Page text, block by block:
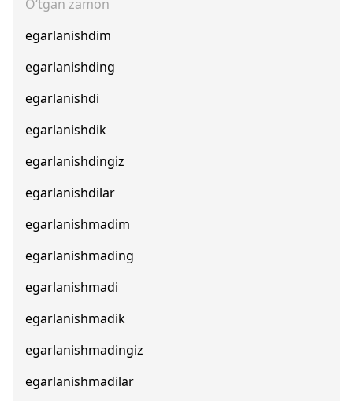
O‘tgan zamon
egarlanishdim
egarlanishding
egarlanishdi
egarlanishdik
egarlanishdingiz
egarlanishdilar
egarlanishmadim
egarlanishmading
egarlanishmadi
egarlanishmadik
egarlanishmadingiz
egarlanishmadilar